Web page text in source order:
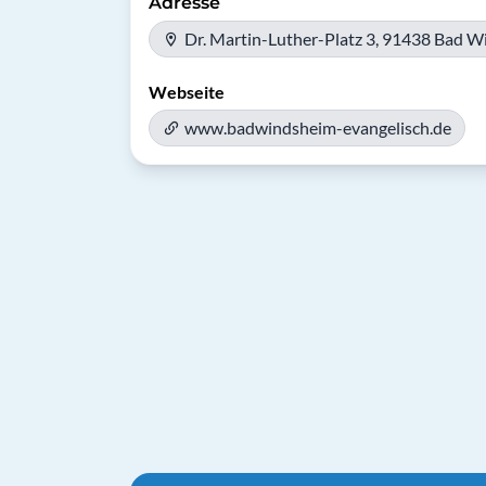
Dr. Martin-Luther-Platz 3, 91438 Bad
Webseite
www.badwindsheim-evangelisch.de